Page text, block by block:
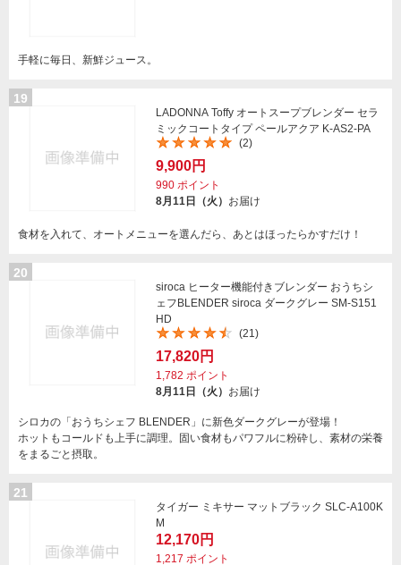
手軽に毎日、新鮮ジュース。
19
LADONNA Toffy オートスープブレンダー セラ
ミックコートタイプ ペールアクア K-AS2-PA
(2)
9,900円
990 ポイント
8月11日（火） お届け
食材を入れて、オートメニューを選んだら、あとはほったらかすだけ！
20
siroca ヒーター機能付きブレンダー おうちシ
ェフBLENDER siroca ダークグレー SM-S151
HD
(21)
17,820円
1,782 ポイント
8月11日（火） お届け
シロカの「おうちシェフ BLENDER」に新色ダークグレーが登場！
ホットもコールドも上手に調理。固い食材もパワフルに粉砕し、素材の栄養
をまるごと摂取。
21
タイガー ミキサー マットブラック SLC-A100K
M
12,170円
1,217 ポイント